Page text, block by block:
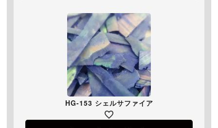
HG-153 シェルサファイア